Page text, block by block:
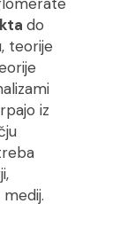
do
teorije
iz